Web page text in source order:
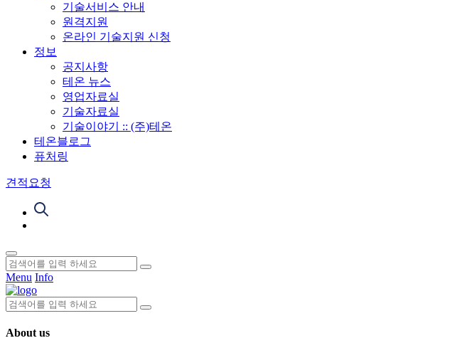
기술서비스 안내
원격지원
온라인 기술지원 신청
정보
공지사항
테온 뉴스
영업자료실
기술자료실
기술이야기 :: (주)테온
테온블로그
퓨처링
견적요청
Menu Info
About us